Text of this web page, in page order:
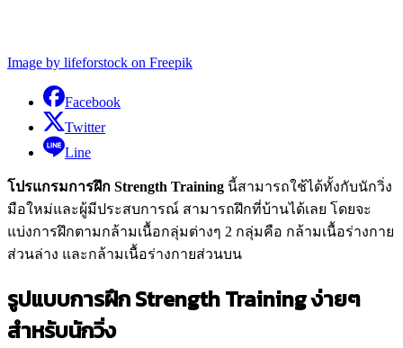
Image by lifeforstock on Freepik
Facebook
Twitter
Line
โปรแกรมการฝึก Strength Training นี้สามารถใช้ได้ทั้งกับนักวิ่ง
มือใหม่และผู้มีประสบการณ์ สามารถฝึกที่บ้านได้เลย โดยจะ
แบ่งการฝึกตามกล้ามเนื้อกลุ่มต่างๆ 2 กลุ่มคือ กล้ามเนื้อร่างกาย
ส่วนล่าง และกล้ามเนื้อร่างกายส่วนบน
รูปแบบการฝึก Strength Training ง่ายๆ
สำหรับนักวิ่ง